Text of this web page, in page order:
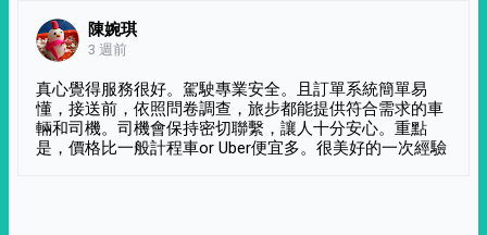
陳婉琪
3 週前
真心覺得服務很好。駕駛專業安全。且訂單系統簡單易
懂，接送前，依照問卷調查，旅步都能提供符合需求的車
輛和司機。司機會保持密切聯繫，讓人十分安心。重點
是，價格比一般計程車or Uber便宜多。很美好的一次經驗